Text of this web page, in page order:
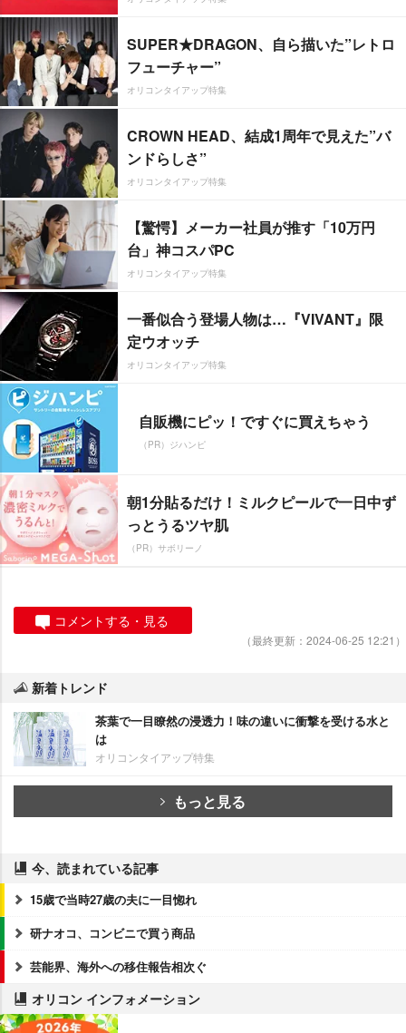
SUPER★DRAGON、自ら描いた”レトロ
フューチャー”
オリコンタイアップ特集
CROWN HEAD、結成1周年で見えた”バ
ンドらしさ”
オリコンタイアップ特集
【驚愕】メーカー社員が推す「10万円
台」神コスパPC
オリコンタイアップ特集
一番似合う登場人物は…『VIVANT』限
定ウオッチ
オリコンタイアップ特集
自販機にピッ！ですぐに買えちゃう
（PR）ジハンピ
朝1分貼るだけ！ミルクピールで一日中ず
っとうるツヤ肌
（PR）サボリーノ
コメントする・見る
（最終更新：2024-06-25 12:21）
新着トレンド
茶葉で一目瞭然の浸透力！味の違いに衝撃を受ける水と
は
オリコンタイアップ特集
もっと見る
今、読まれている記事
15歳で当時27歳の夫に一目惚れ
研ナオコ、コンビニで買う商品
芸能界、海外への移住報告相次ぐ
オリコン インフォメーション